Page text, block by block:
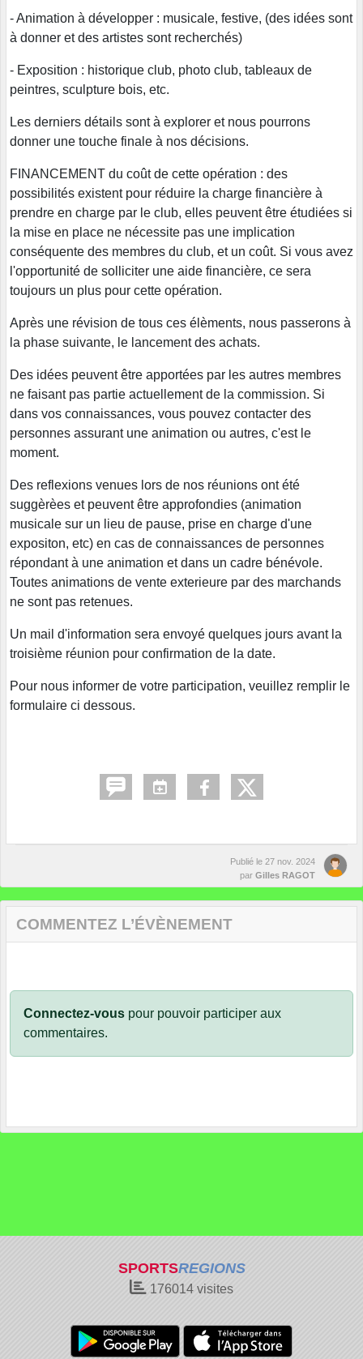
- Animation à développer : musicale, festive, (des idées sont
à donner et des artistes sont recherchés)
- Exposition : historique club, photo club, tableaux de
peintres, sculpture bois, etc.
Les derniers détails sont à explorer et nous pourrons
donner une touche finale à nos décisions.
FINANCEMENT du coût de cette opération : des
possibilités existent pour réduire la charge financière à
prendre en charge par le club, elles peuvent être étudiées si
la mise en place ne nécessite pas une implication
conséquente des membres du club, et un coût. Si vous avez
l'opportunité de solliciter une aide financière, ce sera
toujours un plus pour cette opération.
Après une révision de tous ces élèments, nous passerons à
la phase suivante, le lancement des achats.
Des idées peuvent être apportées par les autres membres
ne faisant pas partie actuellement de la commission. Si
dans vos connaissances, vous pouvez contacter des
personnes assurant une animation ou autres, c'est le
moment.
Des reflexions venues lors de nos réunions ont été
suggèrèes et peuvent être approfondies (animation
musicale sur un lieu de pause, prise en charge d'une
expositon, etc) en cas de connaissances de personnes
répondant à une animation et dans un cadre bénévole.
Toutes animations de vente exterieure par des marchands
ne sont pas retenues.
Un mail d'information sera envoyé quelques jours avant la
troisième réunion pour confirmation de la date.
Pour nous informer de votre participation, veuillez remplir le
formulaire ci dessous.
Publié le 27 nov. 2024
par Gilles RAGOT
COMMENTEZ L’ÉVÈNEMENT
Connectez-vous pour pouvoir participer aux
commentaires.
SPORTSREGIONS
176014 visites